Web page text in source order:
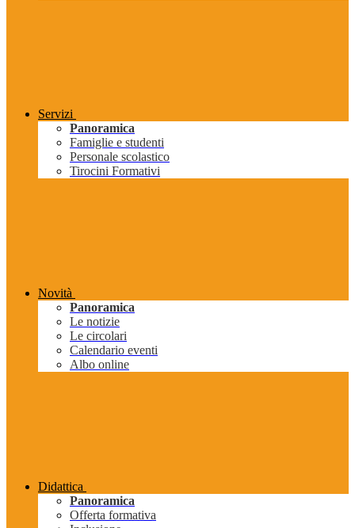
Servizi
Panoramica
Famiglie e studenti
Personale scolastico
Tirocini Formativi
Novità
Panoramica
Le notizie
Le circolari
Calendario eventi
Albo online
Didattica
Panoramica
Offerta formativa